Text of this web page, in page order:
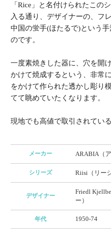
「Rice」と名付けられたこの
入る通り、デザイナーの、フ
中国の蛍手(ほたるで)という
のです。
一度素焼きした器に、穴を開
かけて焼成するという、非常
をかけて作られた透かし彫り
てて眺めていたくなります。
現地でも高値で取引されてい
メーカー ARABIA（ア
シリーズ Riisi（リー
デザイナー
Friedl
ー）
年代 1950-74